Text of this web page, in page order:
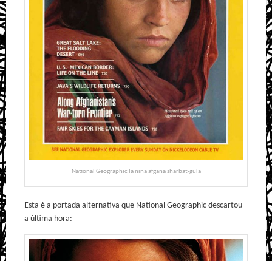
National Geographic la niña afgana sharbat-gula
Esta é a portada alternativa que National Geographic descartou
a última hora: